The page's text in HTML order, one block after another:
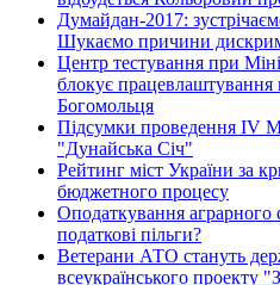
Думайдан-2017:
Шукаємо причини
Центр тестування при
блокує працевлаштування
Богомольця
Підсумки проведення IV
"Дунайська Січ"
Рейтинг міст України за
бюджетного процесу
Оподаткування аграрного
податкові пільги?
Ветерани АТО стануть
всеукраїнського проекту